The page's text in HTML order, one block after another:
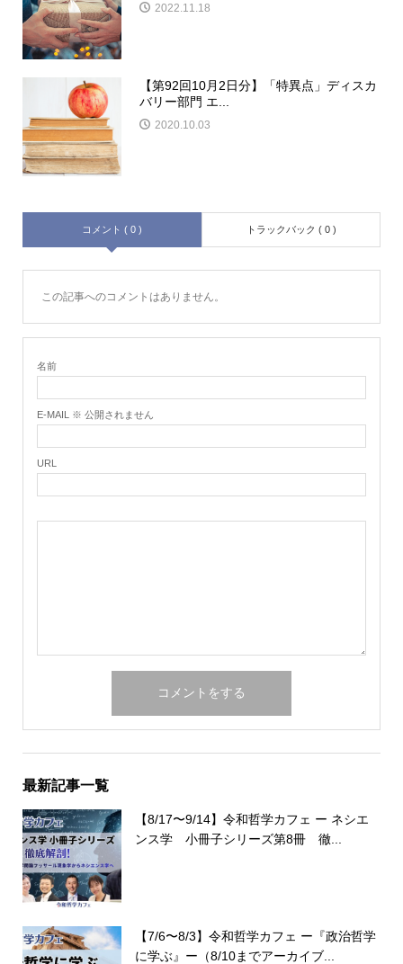
2022.11.18
【第92回10月2日分】「特異点」ディスカ
バリー部門 エ...
2020.10.03
コメント ( 0 ) トラックバック ( 0 )
この記事へのコメントはありません。
名前
E-MAIL ※ 公開されません
URL
最新記事一覧
【8/17〜9/14】令和哲学カフェ ー ネシエ
ンス学 小冊子シリーズ第8冊 徹...
【7/6〜8/3】令和哲学カフェ ー『政治哲学
に学ぶ』ー（8/10までアーカイブ...